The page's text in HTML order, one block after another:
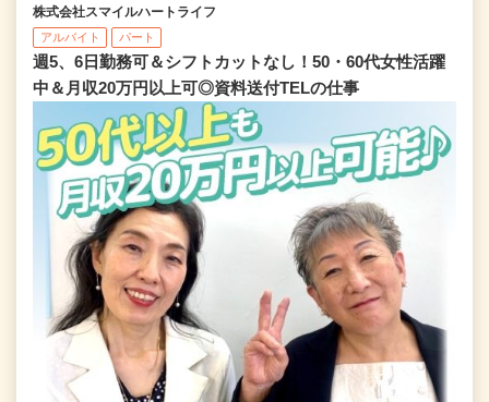
株式会社スマイルハートライフ
アルバイト パート
週5、6日勤務可＆シフトカットなし！50・60代女性活躍
中＆月収20万円以上可◎資料送付TELの仕事